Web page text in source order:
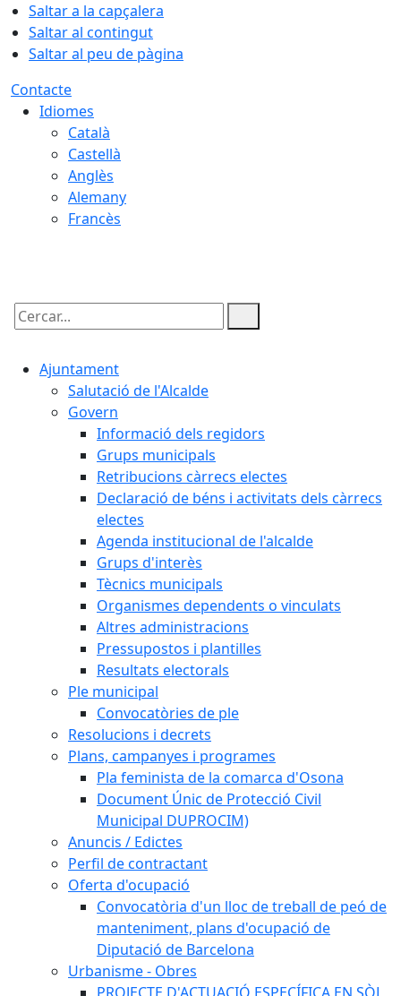
Saltar a la capçalera
Saltar al contingut
Saltar al peu de pàgina
Contacte
Idiomes
Català
Castellà
Anglès
Alemany
Francès
Cercar:
Ajuntament
Salutació de l'Alcalde
Govern
Informació dels regidors
Grups municipals
Retribucions càrrecs electes
Declaració de béns i activitats dels càrrecs
electes
Agenda institucional de l'alcalde
Grups d'interès
Tècnics municipals
Organismes dependents o vinculats
Altres administracions
Pressupostos i plantilles
Resultats electorals
Ple municipal
Convocatòries de ple
Resolucions i decrets
Plans, campanyes i programes
Pla feminista de la comarca d'Osona
Document Únic de Protecció Civil
Municipal DUPROCIM)
Anuncis / Edictes
Perfil de contractant
Oferta d'ocupació
Convocatòria d'un lloc de treball de peó de
manteniment, plans d'ocupació de
Diputació de Barcelona
Urbanisme - Obres